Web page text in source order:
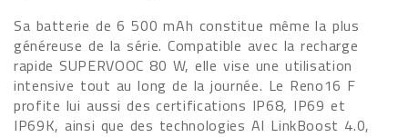
Sa batterie de 6 500 mAh constitue même la plus
généreuse de la série. Compatible avec la recharge
rapide SUPERVOOC 80 W, elle vise une utilisation
intensive tout au long de la journée. Le Reno16 F
profite lui aussi des certifications IP68, IP69 et
IP69K, ainsi que des technologies AI LinkBoost 4.0,